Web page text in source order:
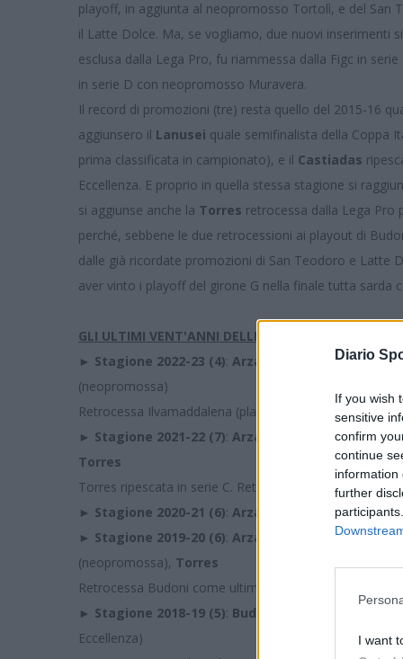
Diario
If you wish
sensitive
confirm
continue
information
further
I want
playoff, in aggiunta al neopromosso Tortolì, e del San
il Latte Dolce. Ma, se vogliamo, due nuovi inserimenti
esclusa dalla Lega Pro, fu riammessa dalla Figc in
in serie D con neopromosso Muravera.
Il record di promozioni (tre) resta quello del 2015-16
aggiunsero il Lanusei quale semifinalista della Coppa
prima classificata in campionato), e il Castiadas
Eccellenza. E proprio in quella stessa stagione si
si aggiunse anche la Torres retrocessa dalla Lega
perché, sebbene le due retrocessioni ai playout di
dalle già ricordate promozioni di San Teodoro e Latte
aver vinto i playoff del girone G nella finale tutta sarda
GLI ULTIMI VENT'ANNI DELLE SQUADRE SARDE DI
► Stagione 2022-23 (4): Arzachena Atletico Uri,
(neopromossa)
Retrocessa Ilvamaddalena (playout contro Atletico Uri)
► Stagione 2021-22 (7): Arzachena Atletico Uri
Torres
Torres ripescata in serie C. Retrocesse Carbonia
► Stagione 2020-21 (6): Arzachena Carbonia
► Stagione 2019-20 (6): Arzachena (riammesso in
(neopromossa), Torres
Retrocessa Budoni come ultima classificata al
► Stagione 2018-19 (5): Budoni
Eccellenza)